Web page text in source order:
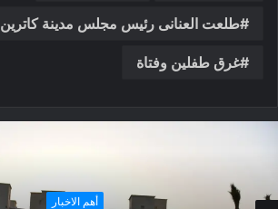
طلعت العنانى رئيس مجلس مدينة كاترين
غرق طفلين وفتاة
أهم الاخبار